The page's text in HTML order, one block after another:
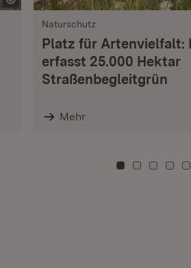
Naturschutz
Platz für Artenvielfalt:
erfasst 25.000 Hektar
Straßenbegleitgrün
Mehr
Zu Kachel: 0
Zu Zu Zu